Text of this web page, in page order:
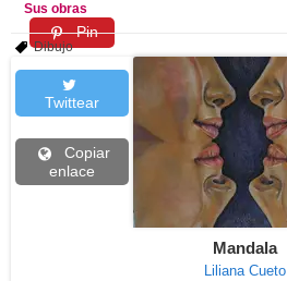
Pin
Twittear
Copiar
enlace
Sus obras
Dibujo
Mandala
Liliana Cueto